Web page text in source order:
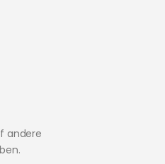
andere